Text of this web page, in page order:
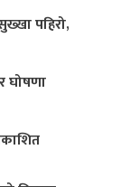
पहिरो,
घोषणा